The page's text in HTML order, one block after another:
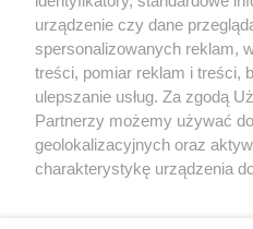
X Facebook
urządzenie czy dane
spersonalizowanych reklam,
treści, pomiar reklam i treści,
ulepszanie usług. Za zgodą
Partnerzy możemy używać
geolokalizacyjnych oraz
charakterystykę urządzenia